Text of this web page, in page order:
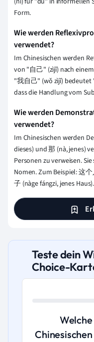
Form.
Wie werden
verwendet?
Im Chinesischen werden
von "自己" (zìjǐ) nach
"我自己" (wǒ zìjǐ)
dass die Handlung vom
Wie werden
verwendet?
Im Chinesischen werden
dieses) und 那 (nà, jenes)
Personen zu verweisen.
Nomen. Zum Beispiel: 这
子 (nàge fángzi, jenes Haus).
Teste dein
Choice-